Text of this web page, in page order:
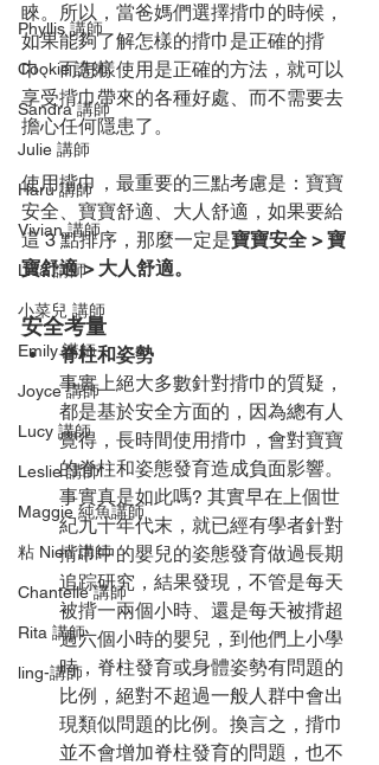
Phyllis 講師
Cookie 講師
Sandra 講師
Julie 講師
Haru 講師
Vivian 講師
Lisa 講師
小菜兒 講師
Emily 講師
Joyce 講師
Lucy 講師
Leslie 講師
Maggie 純魚講師
粘 Nien 講師
Chantelle 講師
Rita 講師
ling-講師
睞。所以，當爸媽們選擇揹巾的時候，
如果能夠了解怎樣的揹巾是正確的揹
巾、而怎樣使用是正確的方法，就可以
享受揹巾帶來的各種好處、而不需要去
擔心任何隱患了。
使用揹巾，最重要的三點考慮是：寶寶
安全、寶寶舒適、大人舒適，如果要給
這 3 點排序，那麼一定是寶寶安全 > 寶
寶舒適 > 大人舒適。
安全考量
脊柱和姿勢
事實上絕大多數針對揹巾的質疑，
都是基於安全方面的，因為總有人
覺得，長時間使用揹巾，會對寶寶
的脊柱和姿態發育造成負面影響。
事實真是如此嗎? 其實早在上個世
紀九十年代末，就已經有學者針對
揹巾中的嬰兒的姿態發育做過長期
追踪研究，結果發現，不管是每天
被揹一兩個小時、還是每天被揹超
過六個小時的嬰兒，到他們上小學
時，脊柱發育或身體姿勢有問題的
比例，絕對不超過一般人群中會出
現類似問題的比例。換言之，揹巾
並不會增加脊柱發育的問題，也不